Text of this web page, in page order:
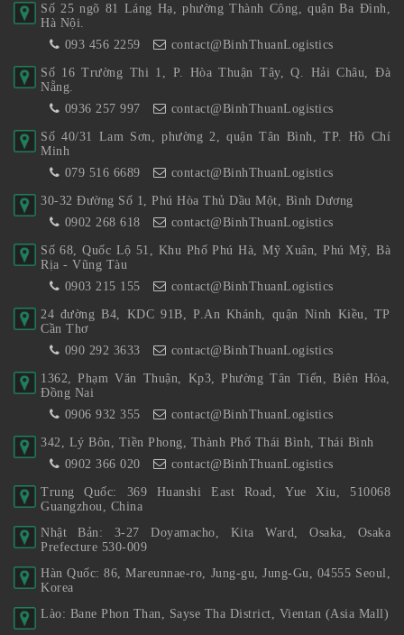
Số 25 ngõ 81 Láng Hạ, phường Thành Công, quận Ba Đình,
Hà Nội.
093 456 2259
contact@BinhThuanLogistics
Số 16 Trường Thi 1, P. Hòa Thuận Tây, Q. Hải Châu, Đà
Nẵng.
0936 257 997
contact@BinhThuanLogistics
Số 40/31 Lam Sơn, phường 2, quận Tân Bình, TP. Hồ Chí
Minh
079 516 6689
contact@BinhThuanLogistics
30-32 Đường Số 1, Phú Hòa Thủ Dầu Một, Bình Dương
0902 268 618
contact@BinhThuanLogistics
Số 68, Quốc Lộ 51, Khu Phố Phú Hà, Mỹ Xuân, Phú Mỹ, Bà
Rịa - Vũng Tàu
0903 215 155
contact@BinhThuanLogistics
24 đường B4, KDC 91B, P.An Khánh, quận Ninh Kiều, TP
Cần Thơ
090 292 3633
contact@BinhThuanLogistics
1362, Phạm Văn Thuận, Kp3, Phường Tân Tiến, Biên Hòa,
Đồng Nai
0906 932 355
contact@BinhThuanLogistics
342, Lý Bôn, Tiền Phong, Thành Phố Thái Bình, Thái Bình
0902 366 020
contact@BinhThuanLogistics
Trung Quốc: 369 Huanshi East Road, Yue Xiu, 510068
Guangzhou, China
Nhật Bản: 3-27 Doyamacho, Kita Ward, Osaka, Osaka
Prefecture 530-009
Hàn Quốc: 86, Mareunnae-ro, Jung-gu, Jung-Gu, 04555 Seoul,
Korea
Lào: Bane Phon Than, Sayse Tha District, Vientan (Asia Mall)